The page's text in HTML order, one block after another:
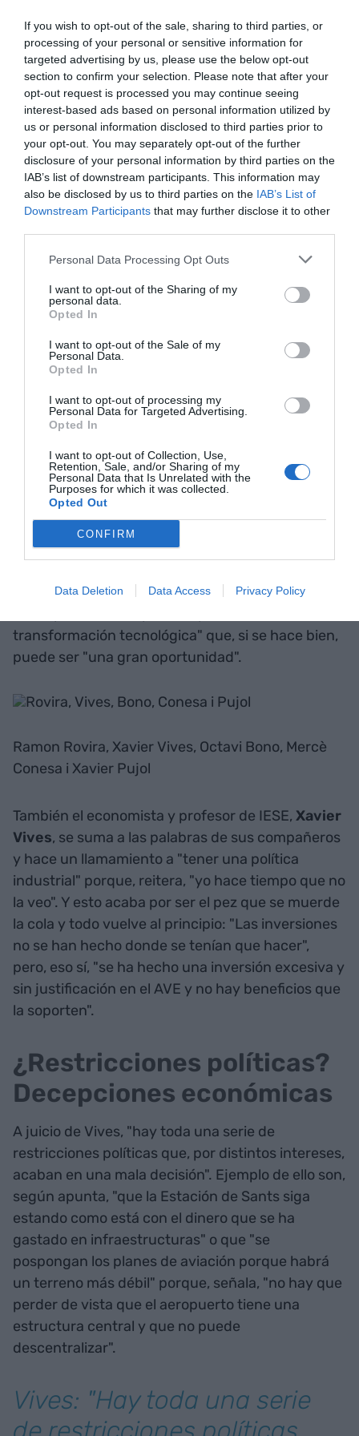
If you wish to opt-out of the sale, sharing to third parties, or
processing of your personal or sensitive information for
targeted advertising by us, please use the below opt-out
section to confirm your selection. Please note that after your
opt-out request is processed you may continue seeing
interest-based ads based on personal information utilized by
us or personal information disclosed to third parties prior to
your opt-out. You may separately opt-out of the further
disclosure of your personal information by third parties on the
IAB’s list of downstream participants. This information may
also be disclosed by us to third parties on the IAB’s List of
Downstream Participants that may further disclose it to other
Personal Data Processing Opt Outs
I want to opt-out of the Sharing of my
personal data.
Opted In
I want to opt-out of the Sale of my
Personal Data.
Opted In
I want to opt-out of processing my
Personal Data for Targeted Advertising.
Opted In
I want to opt-out of Collection, Use,
Retention, Sale, and/or Sharing of my
Personal Data that Is Unrelated with the
Purposes for which it was collected.
Opted Out
CONFIRM
Data Deletion Data Access Privacy Policy
Para ello, "es fundamental que nos pongamos las
pilas" porque, según señala Pujol, la primera
comunidad que haga esta inversión tendrá la
competitividad asegurada, pero, de momento,
parece que eso nos queda lejos. Si bien quiere
dejar claro que "hay cosas que se están haciendo
muy bien como la mesa de la automoción",
también apela a la "rapidez en ejecutar que los
recursos lleguen al sistema productivo" porque, si
no es así, "podemos dejar a mucha gente fuera
del sistema". De este modo, considera esencial
una "inyección económica para invertir en I+D" y
avisa: "No hay que financiar el pasado, sino
invertir en el futuro".
Pujol: "No hay que financiar
el pasado, sino invertir en el
futuro"
Con estos elementos encima de la mesa, el CEO
de Ficosa se muestra preocupado porque "todo
esto sea un Plan Marhsall mal gestionado e
invertido" y lamenta que "me da la sensación que
genera riqueza". Y aquí es donde entra en juego
transformación tecnológica" que, si se hace bien,
puede ser "una gran oportunidad".
Ramon Rovira, Xavier Vives, Octavi Bono, Mercè
Conesa i Xavier Pujol
También el economista y profesor de IESE, Xavier
Vives, se suma a las palabras de sus compañeros
y hace un llamamiento a "tener una política
industrial" porque, reitera, "yo hace tiempo que no
la veo". Y esto acaba por ser el pez que se muerde
la cola y todo vuelve al principio: "Las inversiones
no se han hecho donde se tenían que hacer",
pero, eso sí, "se ha hecho una inversión excesiva y
sin justificación en el AVE y no hay beneficios que
la soporten".
¿Restricciones políticas?
Decepciones económicas
A juicio de Vives, "hay toda una serie de
restricciones políticas que, por distintos intereses,
acaban en una mala decisión". Ejemplo de ello son,
según apunta, "que la Estación de Sants siga
estando como está con el dinero que se ha
gastado en infraestructuras" o que "se
pospongan los planes de aviación porque habrá
un terreno más débil" porque, señala, "no hay que
perder de vista que el aeropuerto tiene una
estructura central y que no puede
descentralizar".
Vives: "Hay toda una serie